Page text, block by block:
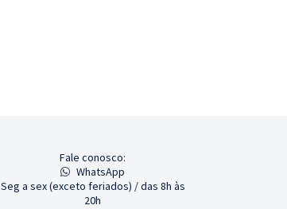
Fale conosco:
WhatsApp
Seg a sex (exceto feriados) / das 8h às
20h